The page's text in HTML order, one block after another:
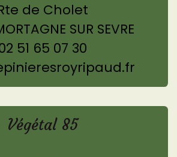
de Cholet
SUR SEVRE
51 65 07 30
Végétal 85